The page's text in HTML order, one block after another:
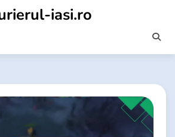
iasi.ro